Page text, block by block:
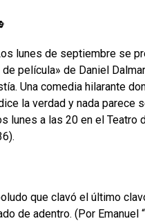
lunes de septiembre se
de película» de Daniel
Una comedia hilarante
la verdad y nada parece
lunes a las 20 en el Teatro
que clavó el último
de adentro. (Por Emanuel